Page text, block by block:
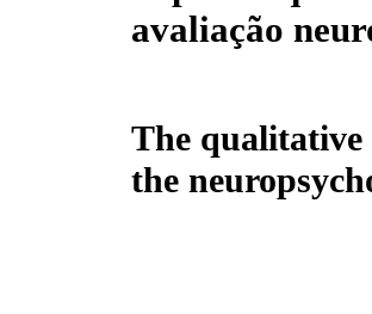
avaliação
The qualitative
the